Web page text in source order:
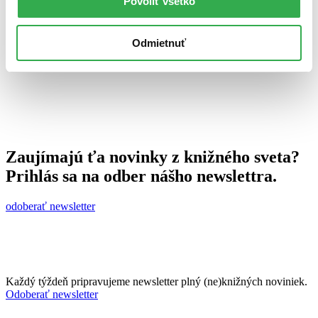
Odmietnuť
Zaujímajú ťa novinky z knižného sveta?
Prihlás sa na odber nášho newslettra.
odoberať newsletter
Každý týždeň pripravujeme newsletter plný (ne)knižných noviniek.
Odoberať newsletter